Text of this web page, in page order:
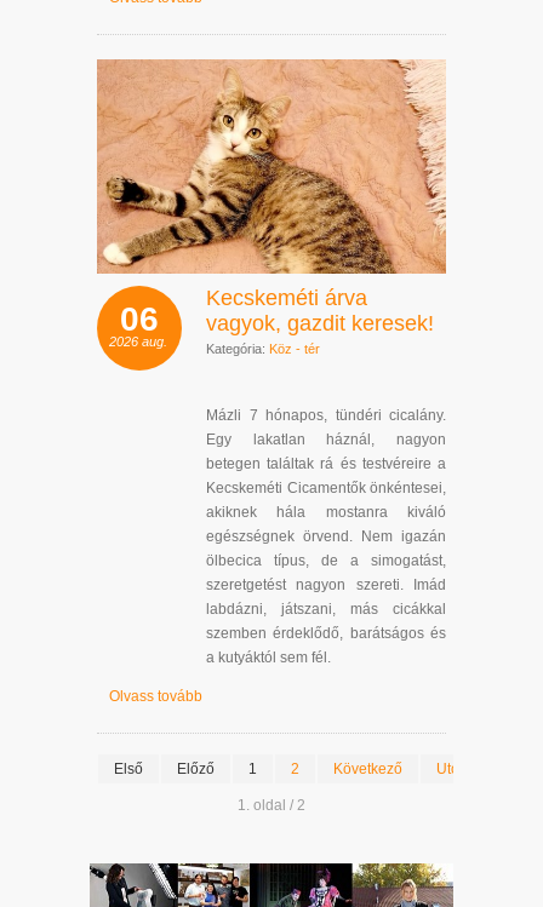
06
2026 aug.
Kecskeméti árva
vagyok, gazdit keresek!
Kategória: Köz - tér
Mázli 7 hónapos, tündéri cicalány.
Egy lakatlan háznál, nagyon
betegen találtak rá és testvéreire a
Kecskeméti Cicamentők önkéntesei,
akiknek hála mostanra kiváló
egészségnek örvend. Nem igazán
ölbecica típus, de a simogatást,
szeretgetést nagyon szereti. Imád
labdázni, játszani, más cicákkal
szemben érdeklődő, barátságos és
a kutyáktól sem fél.
Olvass tovább
Első Előző 1 2 Következő Utolsó
1. oldal / 2